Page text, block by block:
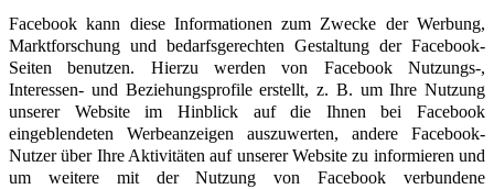
Facebook kann diese Informationen zum Zwecke der Werbung,
Marktforschung und bedarfsgerechten Gestaltung der Facebook-
Seiten benutzen. Hierzu werden von Facebook Nutzungs-,
Interessen- und Beziehungsprofile erstellt, z. B. um Ihre Nutzung
unserer Website im Hinblick auf die Ihnen bei Facebook
eingeblendeten Werbeanzeigen auszuwerten, andere Facebook-
Nutzer über Ihre Aktivitäten auf unserer Website zu informieren und
um weitere mit der Nutzung von Facebook verbundene